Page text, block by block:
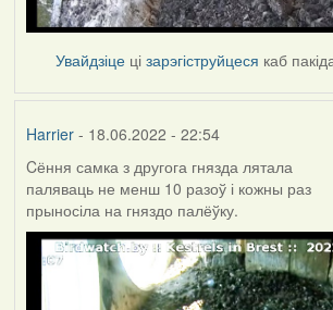
Увайдзіце цізарэгіструйцеся каб
Harrier- 18.06.2022 - 22:54
Cёння самка з другога гнязда лятала
паляваць не менш 10 разоў і кожны раз
прыносіла на гняздо палёўку.